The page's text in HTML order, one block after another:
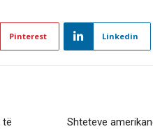
Pinterest Linkedin
të
Shteteve